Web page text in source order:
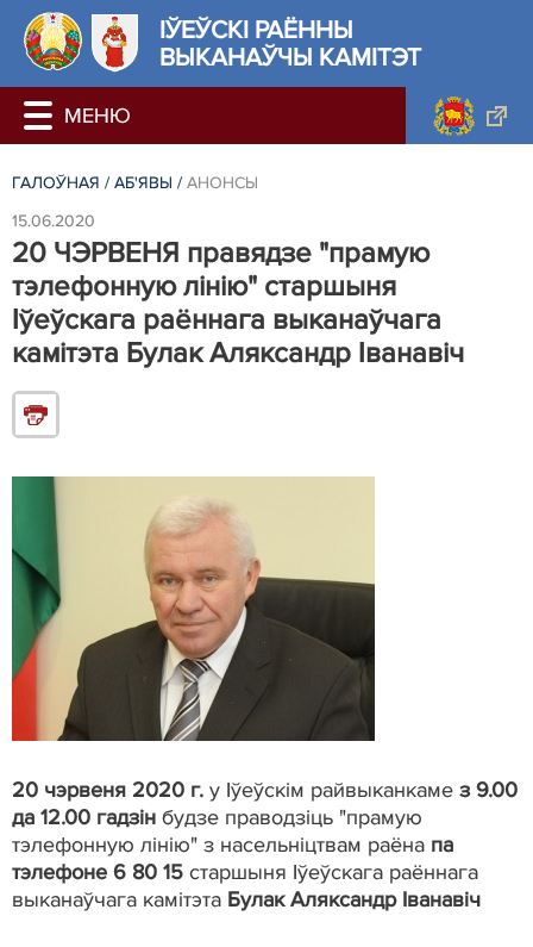
ІЎЕЎСКІ РАЁННЫ
ВЫКАНАЎЧЫ КАМІТЭТ
ГАЛОЎНАЯ / АБ'ЯВЫ / АНОНСЫ
15.06.2020
20 ЧЭРВЕНЯ правядзе "прамую
тэлефонную лінію" старшыня
Іўеўскага раённага выканаўчага
камітэта Булак Аляксандр Іванавіч
20 чэрвеня 2020 г. у Іўеўскім райвыканкаме з 9.00
да 12.00 гадзін будзе праводзіць "прамую
тэлефонную лінію" з насельніцтвам раёна па
тэлефоне 6 80 15 старшыня Іўеўскага раённага
выканаўчага камітэта Булак Аляксандр Іванавіч